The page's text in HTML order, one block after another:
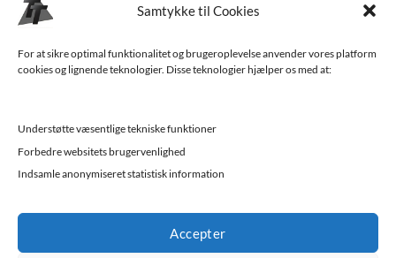
Samtykke til Cookies
For at sikre optimal funktionalitet og brugeroplevelse anvender vores platform
cookies og lignende teknologier. Disse teknologier hjælper os med at:
Understøtte væsentlige tekniske funktioner
Forbedre websitets brugervenlighed
Indsamle anonymiseret statistisk information
Accepter
Finansiering
Levering til Sjælland
Værksted